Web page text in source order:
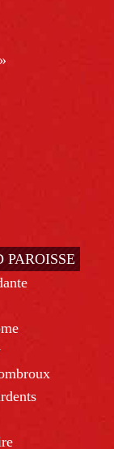
PAROISSE